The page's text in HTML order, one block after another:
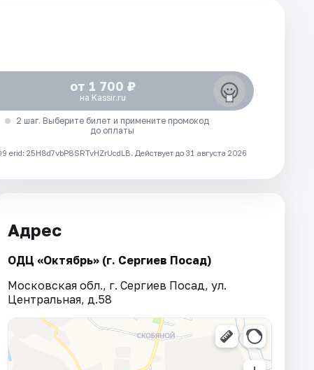
от 1 700 ₽
на Kassir.ru
2 шаг. Выберите билет и примените промокод
до оплаты
25H8d7vbP8SRTvHZrUcdLB. Действует до 31 августа 2026
Адрес
ОДЦ «Октябрь» (г. Сергиев Посад)
Московская обл., г. Сергиев Посад, ул.
Центральная, д.58